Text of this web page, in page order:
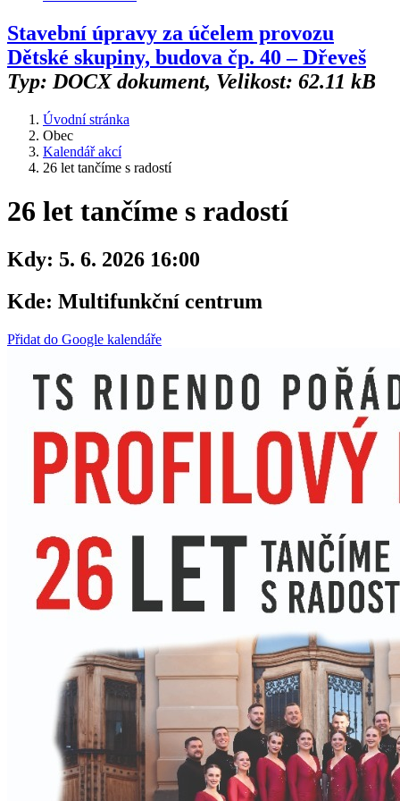
Stavební úpravy za účelem provozu
Dětské skupiny, budova čp. 40 – Dřeveš
Typ: DOCX dokument, Velikost: 62.11 kB
Úvodní stránka
Obec
Kalendář akcí
26 let tančíme s radostí
26 let tančíme s radostí
Kdy: 5. 6. 2026 16:00
Kde: Multifunkční centrum
Přidat do Google kalendáře